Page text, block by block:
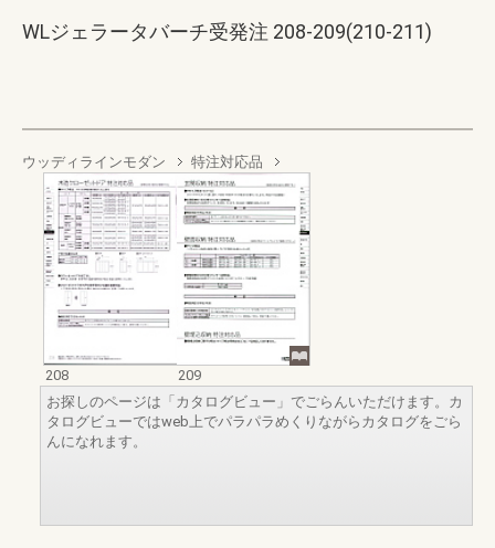
WLジェラータバーチ受発注 208-209(210-211)
ウッディラインモダン 特注対応品
208
209
お探しのページは「カタログビュー」でごらんいただけます。カ
タログビューではweb上でパラパラめくりながらカタログをごら
んになれます。